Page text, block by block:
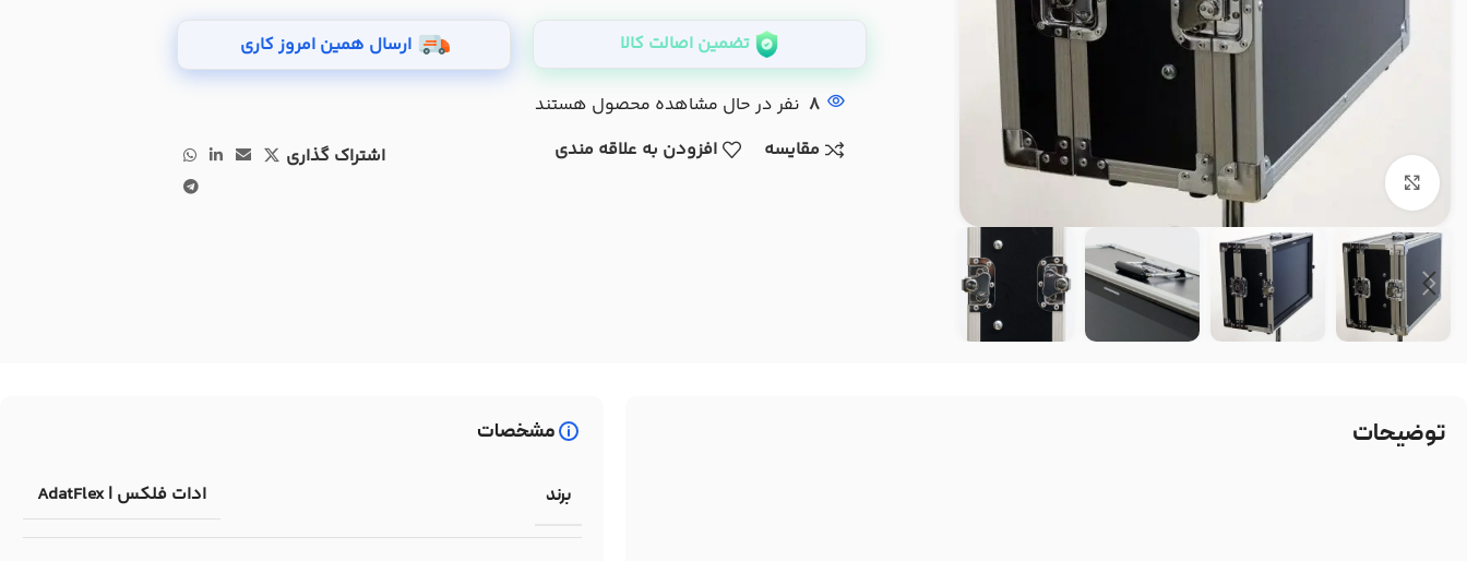
بزرگنمایی تصویر
تضمین اصالت کالا ارسال همین امروز کاری
8 نفر در حال مشاهده محصول هستند
مقایسه
افزودن به علاقه مندی اشتراک گذاری
توضیحات مشخصات
برند ادات فلکس | AdatFlex